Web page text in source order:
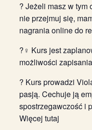
?️ Jeżeli masz w tym
nie przejmuj się,
nagrania online do
?‍♀️ Kurs jest
możliwości
? Kurs prowadzi
pasją. Cechuje ją
spostrzegawczość i
Więcej tutaj